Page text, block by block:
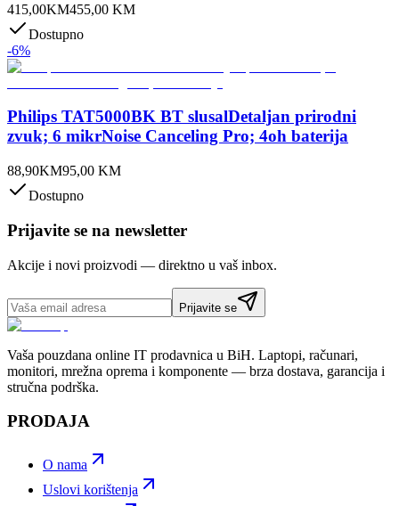
415,00KM455,00 KM
Dostupno
-6%
Philips TAT5000BK BT slusalDetaljan prirodni
zvuk; 6 mikrNoise Canceling Pro; 4oh baterija
88,90KM95,00 KM
Dostupno
Prijavite se na newsletter
Akcije i novi proizvodi — direktno u vaš inbox.
Prijavite se
Vaša pouzdana online IT prodavnica u BiH. Laptopi, računari,
monitori, mrežna oprema i komponente — brza dostava, garancija i
stručna podrška.
PRODAJA
O nama
Uslovi korištenja